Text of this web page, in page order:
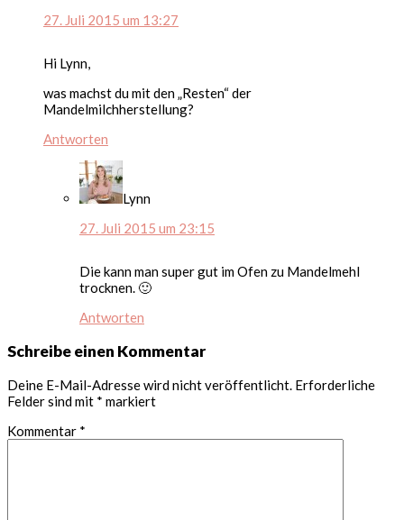
27. Juli 2015 um 13:27
Hi Lynn,
was machst du mit den „Resten“ der
Mandelmilchherstellung?
Antworten
Lynn
27. Juli 2015 um 23:15
Die kann man super gut im Ofen zu Mandelmehl
trocknen. 🙂
Antworten
Schreibe einen Kommentar
Deine E-Mail-Adresse wird nicht veröffentlicht. Erforderliche
Felder sind mit * markiert
Kommentar *